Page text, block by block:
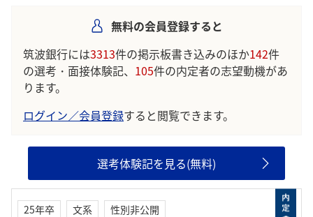
無料の会員登録すると
筑波銀行には3313件の掲示板書き込みのほか142件
の選考・面接体験記、 105件の内定者の志望動機があ
ります。
ログイン／会員登録すると閲覧できます。
選考体験記を見る(無料)
25年卒 文系
性別非公開